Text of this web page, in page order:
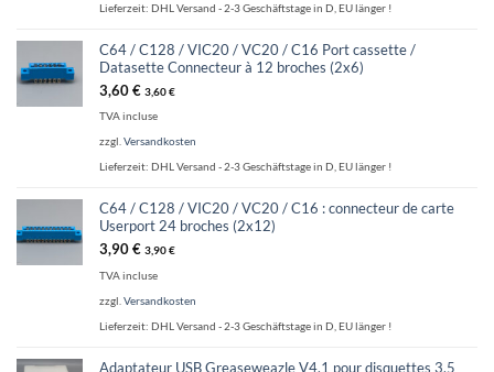
Lieferzeit: DHL Versand - 2-3 Geschäftstage in D, EU länger !
C64 / C128 / VIC20 / VC20 / C16 Port cassette /
Datasette Connecteur à 12 broches (2x6)
3,60€ 3,60€
TVA incluse
zzgl. Versandkosten
Lieferzeit: DHL Versand - 2-3 Geschäftstage in D, EU länger !
C64 / C128 / VIC20 / VC20 / C16 : connecteur de carte
Userport 24 broches (2x12)
3,90€ 3,90€
TVA incluse
zzgl. Versandkosten
Lieferzeit: DHL Versand - 2-3 Geschäftstage in D, EU länger !
Adaptateur USB Greaseweazle V4.1 pour disquettes 3,5